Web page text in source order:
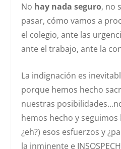
No hay nada seguro, no
pasar, cómo vamos a
el colegio, ante las
ante el trabajo, ante la
La indignación es
porque hemos hecho
nuestras
hemos hecho y
¿eh?) esos esfuerzos y
la inminente e